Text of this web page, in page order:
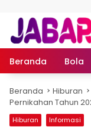
Beranda Bola
Beranda Hiburan
Pernikahan Tahun
Hiburan Informasi